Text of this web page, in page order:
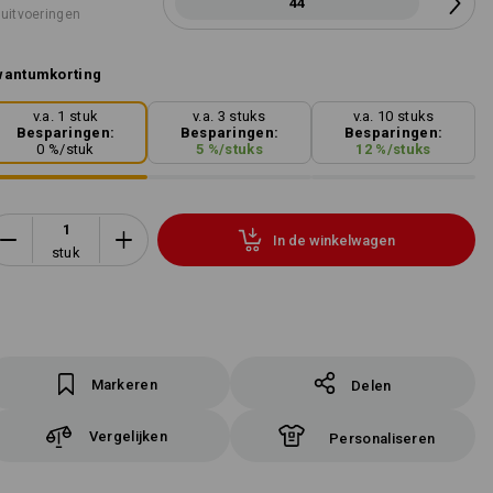
v.a. 1 stuk
Besparingen:
0 %/stuk
v.a. 3 stuks
Besparingen:
5 %/stuks
v.a. 10 stuks
Besparingen:
12 %/stuks
stuk
In de winkelwagen
Markeren Delen
Vergelijken Personaliseren